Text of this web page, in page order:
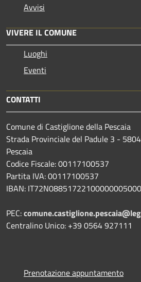
Avvisi
VIVERE IL COMUNE
Luoghi
Eventi
CONTATTI
Comune di Castiglione della Pescaia
Strada Provinciale del Padule 3 -
Pescaia
Codice Fiscale: 00117100537
Partita IVA: 00117100537
IBAN:
PEC:
Centralino Unico: +39 0564 927111
Prenotazione appuntamento